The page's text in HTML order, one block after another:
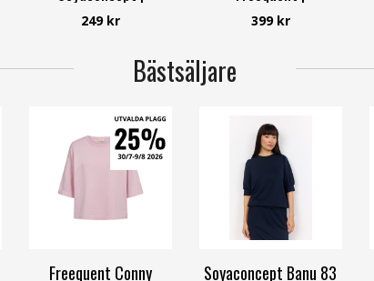
Smilebutiken
249 kr
Smilebutiken
399 kr
Bästsäljare
Freequent Conny
Soyaconcept Banu 83